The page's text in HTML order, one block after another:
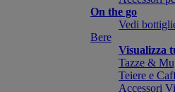
On the go
Vedi
Bere
Visualizza
Tazze &
Teiere e
Accessori